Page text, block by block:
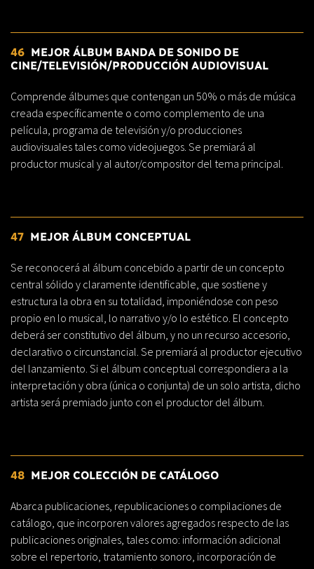
46 MEJOR ÁLBUM BANDA DE SONIDO DE
CINE/TELEVISIÓN/PRODUCCIÓN AUDIOVISUAL
Comprende álbumes que contengan un 50% o más de música
creada específicamente o como complemento de una
película, programa de televisión y/o producciones
audiovisuales tales como videojuegos. Se premiará al
productor musical y al autor/compositor del tema principal.
47 MEJOR ÁLBUM CONCEPTUAL
Se reconocerá al álbum concebido a partir de un concepto
central sólido y claramente identificable, que sostiene y
estructura la obra en su totalidad, imponiéndose con peso
propio en lo musical, lo narrativo y/o lo estético. El concepto
deberá ser constitutivo del álbum, y no un recurso accesorio,
declarativo o circunstancial. Se premiará al productor ejecutivo
del lanzamiento. Si el álbum conceptual correspondiera a la
interpretación y obra (única o conjunta) de un solo artista, dicho
artista será premiado junto con el productor del álbum.
48 MEJOR COLECCIÓN DE CATÁLOGO
Abarca publicaciones, republicaciones o compilaciones de
catálogo, que incorporen valores agregados respecto de las
publicaciones originales, tales como: información adicional
sobre el repertorio, tratamiento sonoro, incorporación de